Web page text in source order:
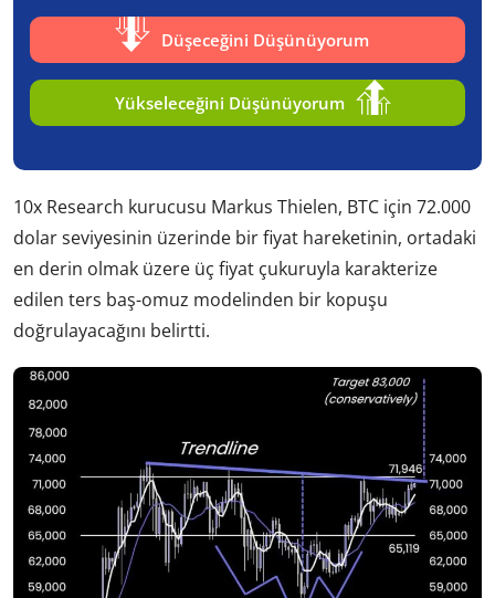
Düşeceğini Düşünüyorum
Yükseleceğini Düşünüyorum
10x Research kurucusu Markus Thielen, BTC için 72.000
dolar seviyesinin üzerinde bir fiyat hareketinin, ortadaki
en derin olmak üzere üç fiyat çukuruyla karakterize
edilen ters baş-omuz modelinden bir kopuşu
doğrulayacağını belirtti.